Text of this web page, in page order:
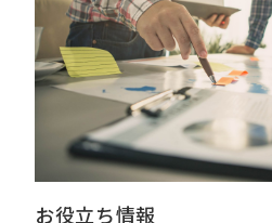
お役立ち情報